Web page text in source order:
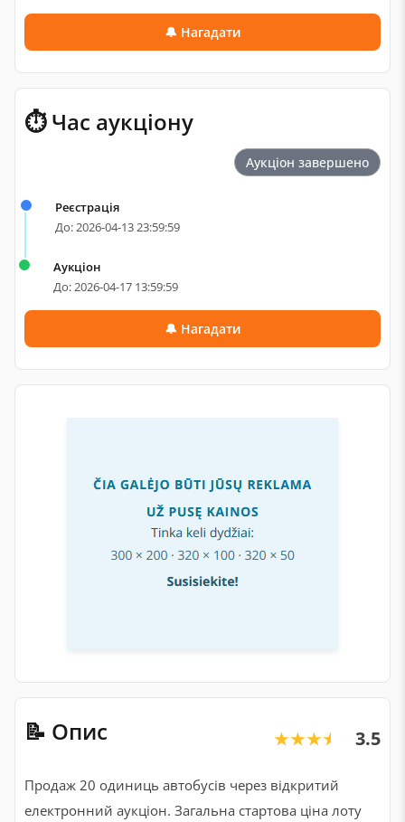
📝 Опис ★★★★★
★★★★★ 3.5
Продаж 20 одиниць автобусів через відкритий
електронний аукціон. Загальна стартова ціна лоту
🔔 Нагадати
⏱ Час аукціону
Аукціон завершено
Реєстрація
До: 2026-04-13 23:59:59
Аукціон
До: 2026-04-17 13:59:59
🔔 Нагадати